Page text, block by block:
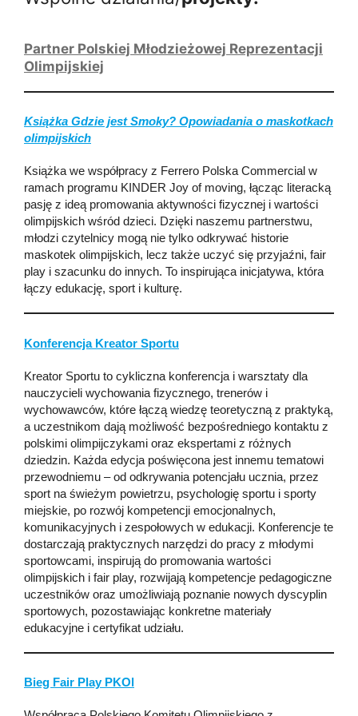
Partner Polskiej Młodzieżowej Reprezentacji
Olimpijskiej
Książka Gdzie jest Smoky? Opowiadania o maskotkach
olimpijskich
Książka we współpracy z Ferrero Polska Commercial w
ramach programu KINDER Joy of moving, łącząc literacką
pasję z ideą promowania aktywności fizycznej i wartości
olimpijskich wśród dzieci. Dzięki naszemu partnerstwu,
młodzi czytelnicy mogą nie tylko odkrywać historie
maskotek olimpijskich, lecz także uczyć się przyjaźni, fair
play i szacunku do innych. To inspirująca inicjatywa, która
łączy edukację, sport i kulturę.
Konferencja Kreator Sportu
Kreator Sportu to cykliczna konferencja i warsztaty dla
nauczycieli wychowania fizycznego, trenerów i
wychowawców, które łączą wiedzę teoretyczną z praktyką,
a uczestnikom dają możliwość bezpośredniego kontaktu z
polskimi olimpijczykami oraz ekspertami z różnych
dziedzin. Każda edycja poświęcona jest innemu tematowi
przewodniemu – od odkrywania potencjału ucznia, przez
sport na świeżym powietrzu, psychologię sportu i sporty
miejskie, po rozwój kompetencji emocjonalnych,
komunikacyjnych i zespołowych w edukacji. Konferencje te
dostarczają praktycznych narzędzi do pracy z młodymi
sportowcami, inspirują do promowania wartości
olimpijskich i fair play, rozwijają kompetencje pedagogiczne
uczestników oraz umożliwiają poznanie nowych dyscyplin
sportowych, pozostawiając konkretne materiały
edukacyjne i certyfikat udziału.
Bieg Fair Play PKOl